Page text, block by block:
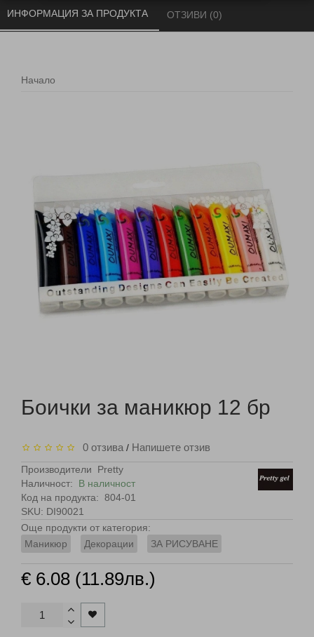
Начало
ИНФОРМАЦИЯ ЗА ПРОДУКТА ОТЗИВИ (0)
Боички за маникюр 12 бр
0 отзива / Напишете отзив
Производители
Pretty
Наличност: В наличност
Код на продукта: 804-01
SKU: DI90021
Още продукти от категория:
Маникюр
Декорации ЗА РИСУВАНЕ
€ 6.08 (11.89лв.)